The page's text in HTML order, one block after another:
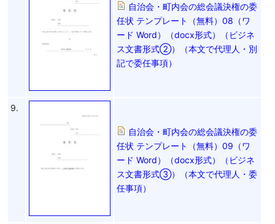
自治会・町内会の総会議決権の委
任状 テンプレート（無料）08（ワ
ード Word）（docx形式）（ビジネ
ス文書形式②）（本文で代理人・別
記で委任事項）
9.
自治会・町内会の総会議決権の委
任状 テンプレート（無料）09（ワ
ード Word）（docx形式）（ビジネ
ス文書形式③）（本文で代理人・委
任事項）